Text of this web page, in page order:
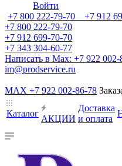
Войти
+7 800 222-79-70 +7 912
+7 800 222-79-70
+7 912 699-70-70
+7 343 304-60-77
Написать в Max: +7 922 002-
im@prodservice.ru
MAX +7 922 002-86-78
Каталог
АКЦИИ
Доставка
и оплата